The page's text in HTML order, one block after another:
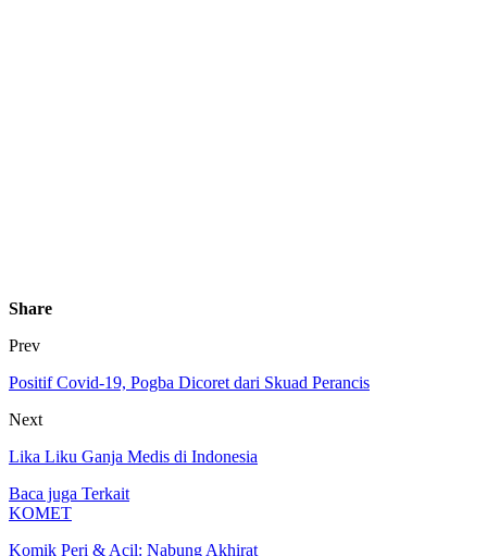
Share
Prev
Positif Covid-19, Pogba Dicoret dari Skuad Perancis
Next
Lika Liku Ganja Medis di Indonesia
Baca juga Terkait
KOMET
Komik Peri & Acil: Nabung Akhirat